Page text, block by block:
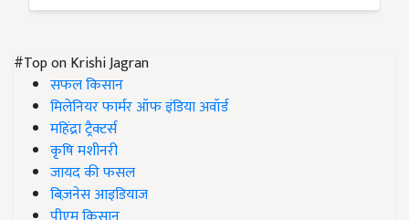
#Top on Krishi Jagran
सफल किसान
मिलेनियर फार्मर ऑफ इंडिया अवॉर्ड
महिंद्रा ट्रैक्टर्स
कृषि मशीनरी
जायद की फसल
बिज़नेस आइडियाज